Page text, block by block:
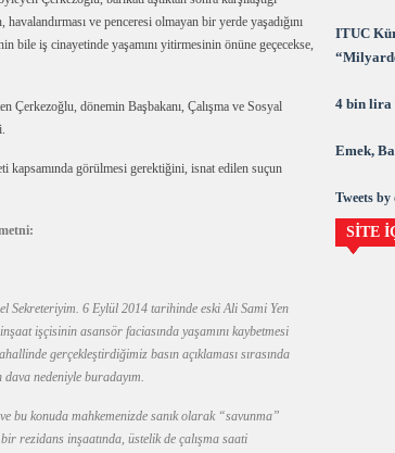
ve penceresi olmayan bir yerde yaşadığını
bile iş cinayetinde yaşamını yitirmesinin önüne geçecekse,
Çerkezoğlu, dönemin Başbakanı, Çalışma ve Sosyal
kapsamında görülmesi gerektiğini, isnat edilen suçun
Sekreteriyim. 6 Eylül 2014 tarihinde eski Ali Sami Yen
işçisinin asansör faciasında yaşamını kaybetmesi
gerçekleştirdiğimiz basın açıklaması sırasında
nedeniyle buradayım.
bu konuda mahkemenizde sanık olarak “savunma”
rezidans inşaatında, üstelik de çalışma saati
ITUC
4 bin lira
Emek,
Tweets by
SİTE